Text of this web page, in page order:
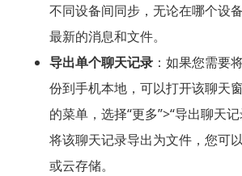
不同设备间同步，无论在哪个设
最新的消息和文件。
导出单个聊天记录：如果您需要
份到手机本地，可以打开该聊天
的菜单，选择“更多”>“导出聊天
将该聊天记录导出为文件，您可
或云存储。